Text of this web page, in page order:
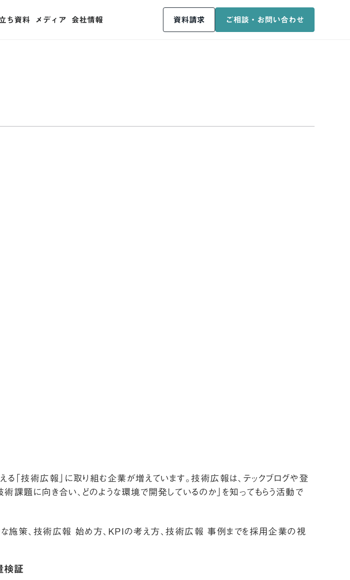
ち資料 メディア 会社情報 資料請求 ご相談・お問い合わせ
「技術広報」に取り組む企業が増えています。技術広報は、テックブログや登
課題に向き合い、どのような環境で開発しているのか」を知ってもらう活動で
施策、技術広報 始め方、KPIの考え方、技術広報 事例までを採用企業の視
検証